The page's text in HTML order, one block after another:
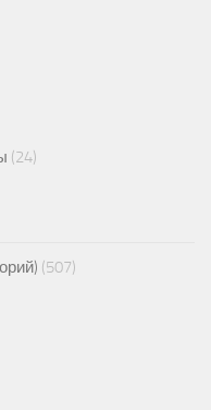
(24)
(507)